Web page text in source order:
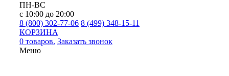
ПН-ВС
с 10:00 до 20:00
8 (800) 302-77-06 8 (499) 348-15-11
КОРЗИНА
0 товаров. Заказать звонок
Меню